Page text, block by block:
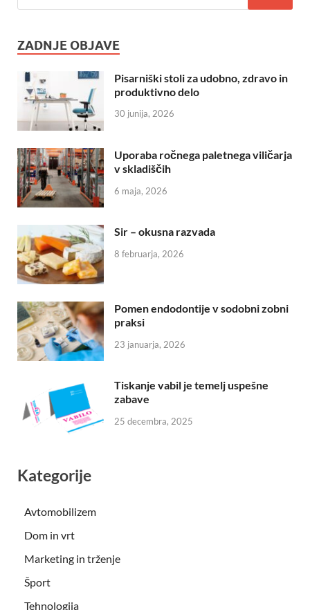
ZADNJE OBJAVE
Pisarniški stoli za udobno, zdravo in
produktivno delo
30 junija, 2026
Uporaba ročnega paletnega viličarja
v skladiščih
6 maja, 2026
Sir – okusna razvada
8 februarja, 2026
Pomen endodontije v sodobni zobni
praksi
23 januarja, 2026
Tiskanje vabil je temelj uspešne
zabave
25 decembra, 2025
Kategorije
Avtomobilizem
Dom in vrt
Marketing in trženje
Šport
Tehnologija